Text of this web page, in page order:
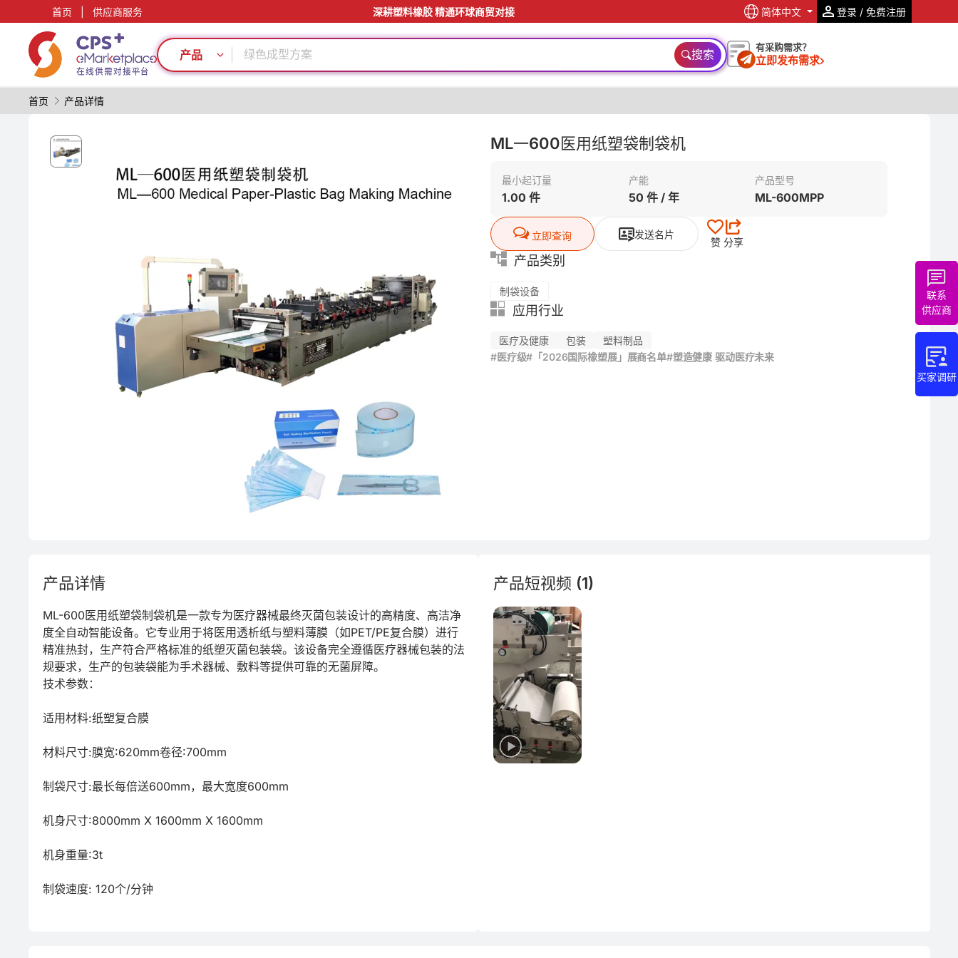
首页 供应商服务 深耕塑料橡胶 精通环球商贸对接 简体中文 登录 / 免费注册
产品
表面处理
绿色成型方案
高阻隔
模具
再生料加工
PET
环保
表面处理
再生料加工
PVC
PP
PET
搜索 有采购需求？
立即发布需求
首页 产品详情
买家调研
联系
供应商
ML一600医用纸塑袋制袋机
最小起订量
1.00 件
产能
50 件 / 年
产品型号
ML-600MPP
立即查询 发送名片
赞 分享
产品类别
制袋设备
应用行业
医疗及健康 包装
塑料制品
#医疗级#「2026国际橡塑展」展商名单#塑造健康 驱动医疗未来
产品详情
ML-600医用纸塑袋制袋机是一款专为医疗器械最终灭菌包装设计的高精度、高洁净
度全自动智能设备。它专业用于将医用透析纸与塑料薄膜（如PET/PE复合膜）进行
精准热封，生产符合严格标准的纸塑灭菌包装袋。该设备完全遵循医疗器械包装的法
规要求，生产的包装袋能为手术器械、敷料等提供可靠的无菌屏障。
技术参数：
适用材料:纸塑复合膜
材料尺寸:膜宽:620mm卷径:700mm
制袋尺寸:最长每倍送600mm，最大宽度600mm
机身尺寸:8000mm X 1600mm X 1600mm
机身重量:3t
制袋速度: 120个/分钟
产品短视频 (1)